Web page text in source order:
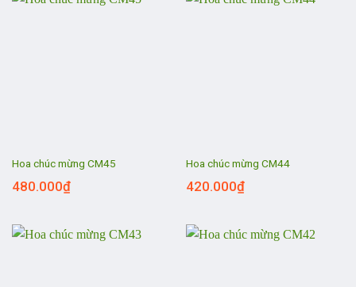
Hoa chúc mừng CM45
480.000₫
Hoa chúc mừng CM44
420.000₫